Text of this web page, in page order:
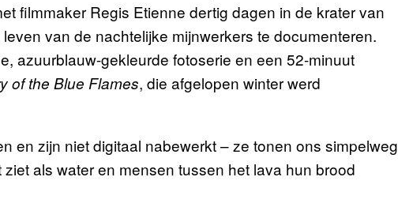
filmmaker Regis Etienne dertig dagen in de krater van
van de nachtelijke mijnwerkers te documenteren.
azuurblauw-gekleurde fotoserie en een 52-minuut
of the Blue Flames, die afgelopen winter werd
en zijn niet digitaal nabewerkt – ze tonen ons simpelweg
als water en mensen tussen het lava hun brood